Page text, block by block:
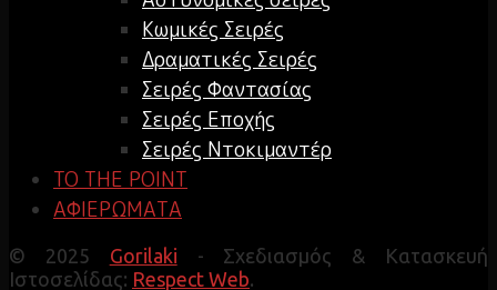
Κωμικές Σειρές
Δραματικές Σειρές
Σειρές Φαντασίας
Σειρές Εποχής
Σειρές Ντοκιμαντέρ
TO THE POINT
ΑΦΙΕΡΩΜΑΤΑ
© 2025 Gorilaki - Σχεδιασμός & Κατασκευή
Ιστοσελίδας: Respect Web.